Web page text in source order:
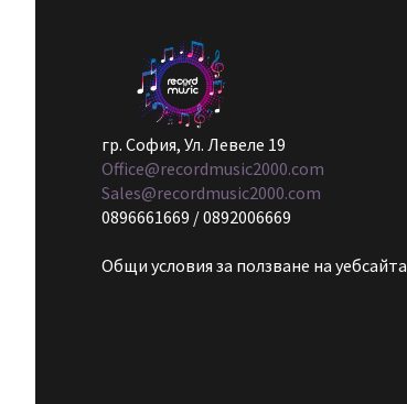
гр. София, Ул. Левеле 19
Office@recordmusic2000.com
Sales@recordmusic2000.com
0896661669 / 0892006669
Общи условия за ползване на уебсайта